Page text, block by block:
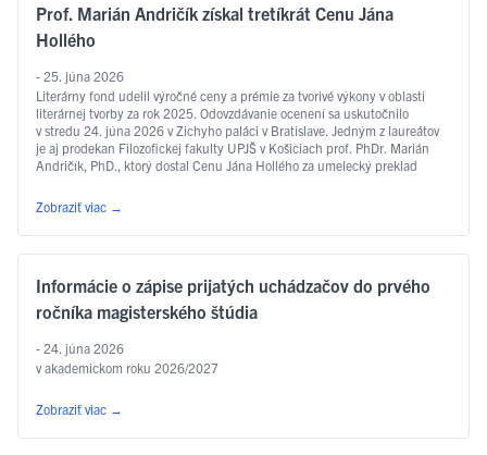
Prof. Marián Andričík získal tretíkrát Cenu Jána
Hollého
- 25. júna 2026
Literárny fond udelil výročné ceny a prémie za tvorivé výkony v oblasti
literárnej tvorby za rok 2025. Odovzdávanie ocenení sa uskutočnilo
v stredu 24. júna 2026 v Zichyho paláci v Bratislave. Jedným z laureátov
je aj prodekan Filozofickej fakulty UPJŠ v Košiciach prof. PhDr. Marián
Andričík, PhD., ktorý dostal Cenu Jána Hollého za umelecký preklad
Zobraziť viac
→
Informácie o zápise prijatých uchádzačov do prvého
ročníka magisterského štúdia
- 24. júna 2026
v akademickom roku 2026/2027
Zobraziť viac →